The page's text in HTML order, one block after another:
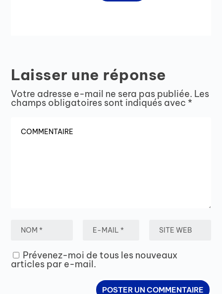
Laisser une réponse
Votre adresse e-mail ne sera pas publiée. Les
champs obligatoires sont indiqués avec *
Prévenez-moi de tous les nouveaux
articles par e-mail.